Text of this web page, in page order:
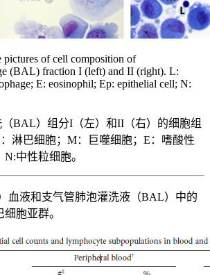
pictures of cell composition of
(BAL) fraction I (left) and II (right). L:
E: eosinophil; Ep: epithelial cell; N:
BAL）组分I（左）和II（右）的细胞组
淋巴细胞；M：巨噬细胞；E：嗜酸性
中性粒细胞。
血液和支气管肺泡灌洗液（BAL）中的
胞亚群。